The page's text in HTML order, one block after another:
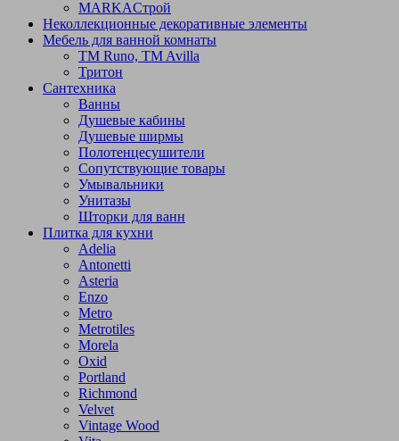
МARKAСтрой
Неколлекционные декоративные элементы
Мебель для ванной комнаты
TM Runo, TM Avilla
Тритон
Сантехника
Ванны
Душевые кабины
Душевые ширмы
Полотенцесушители
Сопутствующие товары
Умывальники
Унитазы
Шторки для ванн
Плитка для кухни
Adelia
Antonetti
Asteria
Enzo
Metro
Metrotiles
Morela
Oxid
Portland
Richmond
Velvet
Vintage Wood